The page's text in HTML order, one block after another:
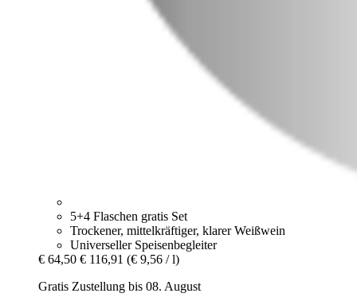
5+4 Flaschen gratis Set
Trockener, mittelkräftiger, klarer Weißwein
Universeller Speisenbegleiter
€ 64,50 € 116,91 (€ 9,56 / l)
Gratis Zustellung bis 08. August